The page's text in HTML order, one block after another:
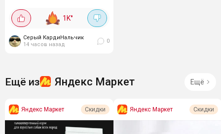
пород (400 г), паштет с
ягнёнком (100 г), консервы
для щенков и...
1K°
Серый КардиНальчик
14 часов назад
0
Ещё из Яндекс Маркет Ещё
Яндекс Маркет Скидки Яндекс Маркет Скидки